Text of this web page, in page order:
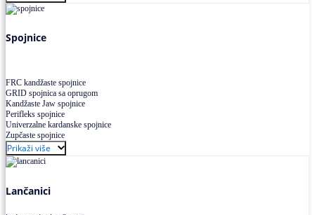
Uskoprofilno klinasto remenje XP extra power
Višekanalno remenje PJ,PK
Spojnice
FRC kandžaste spojnice
GRID spojnica sa oprugom
Kandžaste Jaw spojnice
Perifleks spojnice
Univerzalne kardanske spojnice
Zupčaste spojnice
Prikaži više
Lančanici